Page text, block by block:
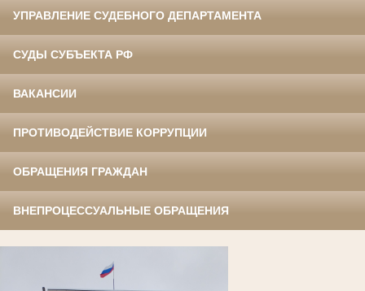
УПРАВЛЕНИЕ СУДЕБНОГО ДЕПАРТАМЕНТА
СУДЫ СУБЪЕКТА РФ
ВАКАНСИИ
ПРОТИВОДЕЙСТВИЕ КОРРУПЦИИ
ОБРАЩЕНИЯ ГРАЖДАН
ВНЕПРОЦЕССУАЛЬНЫЕ ОБРАЩЕНИЯ